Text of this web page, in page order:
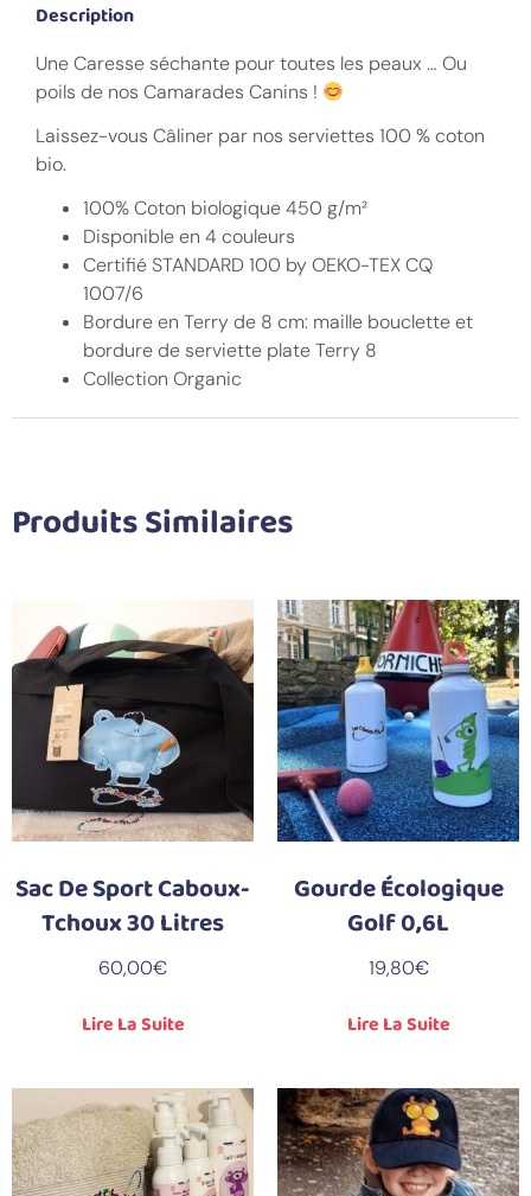
Description
Une Caresse séchante pour toutes les peaux … Ou
poils de nos Camarades Canins !
Laissez-vous Câliner par nos serviettes 100 % coton
bio.
100% Coton biologique 450 g/m²
Disponible en 4 couleurs
Certifié STANDARD 100 by OEKO-TEX CQ
1007/6
Bordure en Terry de 8 cm: maille bouclette et
bordure de serviette plate Terry 8
Collection Organic
Produits Similaires
Sac De Sport Caboux-
Tchoux 30 Litres
60,00€
Lire La Suite
Gourde Écologique
Golf 0,6L
19,80€
Lire La Suite